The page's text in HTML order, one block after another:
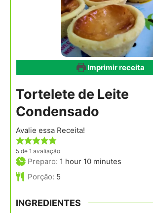
Imprimir receita
Tortelete de Leite
Condensado
Avalie essa Receita!
5 de 1 avaliação
Preparo: 1 hour
hour 10minutes
minutes
Porção: 5
INGREDIENTES